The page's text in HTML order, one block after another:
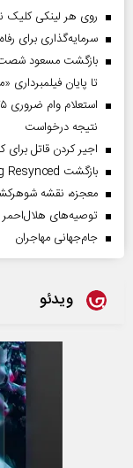
روی هر لینکی کلیک
سرمایه‌گذاری برای
بازگشت مسعود
تا پایان فیلمبرداری
نتیجه درخواست
اجیر کردن قاتل
بازگشت Black Flag Resynced خبری جذاب برای دوستداران بازی
معجزه، نقشه
توصیه‌های هلال‌احمر
جام‌جهانی مهاجران
ویدئو